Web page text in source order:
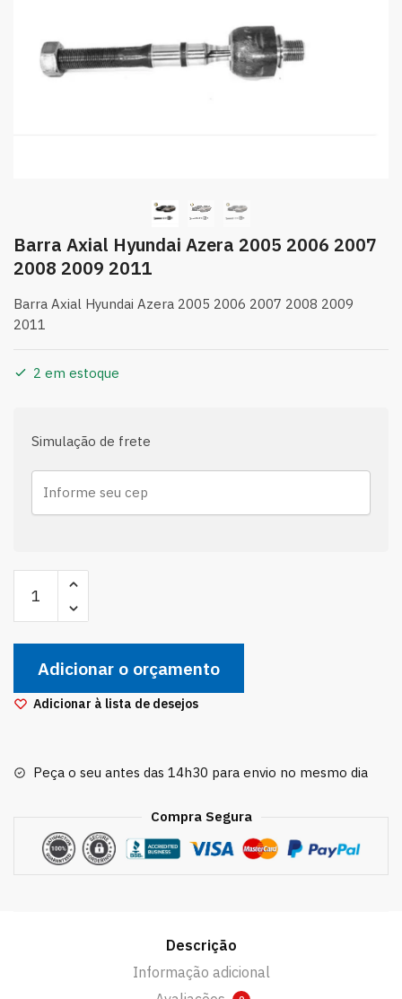
Barra Axial Hyundai Azera 2005 2006 2007
2008 2009 2011
Barra Axial Hyundai Azera 2005 2006 2007 2008 2009
2011
2 em estoque
Simulação de frete
Axial
Hyundai
Azera
2005
2007
2011
Adicionar o orçamento
Adicionar à lista de desejos
Peça o seu antes das 14h30 para envio no mesmo dia
Compra Segura
Descrição
Informação adicional